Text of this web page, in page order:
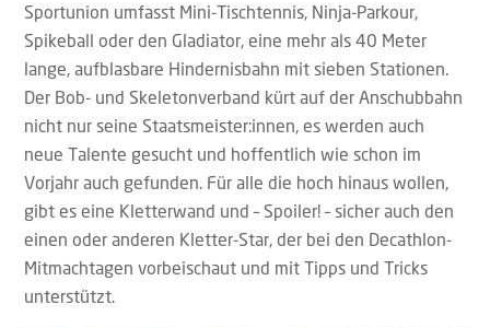
Sportunion umfasst Mini-Tischtennis, Ninja-Parkour,
Spikeball oder den Gladiator, eine mehr als 40 Meter
lange, aufblasbare Hindernisbahn mit sieben Stationen.
Der Bob- und Skeletonverband kürt auf der Anschubbahn
nicht nur seine Staatsmeister:innen, es werden auch
neue Talente gesucht und hoffentlich wie schon im
Vorjahr auch gefunden. Für alle die hoch hinaus wollen,
gibt es eine Kletterwand und – Spoiler! – sicher auch den
einen oder anderen Kletter-Star, der bei den Decathlon-
Mitmachtagen vorbeischaut und mit Tipps und Tricks
unterstützt.